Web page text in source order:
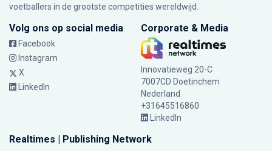
voetballers in de grootste competities wereldwijd.
Volg ons op social media
Facebook
Instagram
X
LinkedIn
Corporate & Media
Innovatieweg 20-C
7007CD Doetinchem
Nederland
+31645516860
LinkedIn
Realtimes | Publishing Network